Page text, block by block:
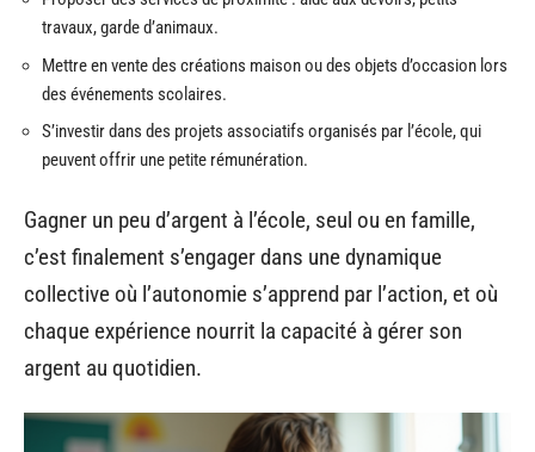
travaux, garde d’animaux.
Mettre en vente des créations maison ou des objets d’occasion lors
des événements scolaires.
S’investir dans des projets associatifs organisés par l’école, qui
peuvent offrir une petite rémunération.
Gagner un peu d’argent à l’école, seul ou en famille,
c’est finalement s’engager dans une dynamique
collective où l’autonomie s’apprend par l’action, et où
chaque expérience nourrit la capacité à gérer son
argent au quotidien.